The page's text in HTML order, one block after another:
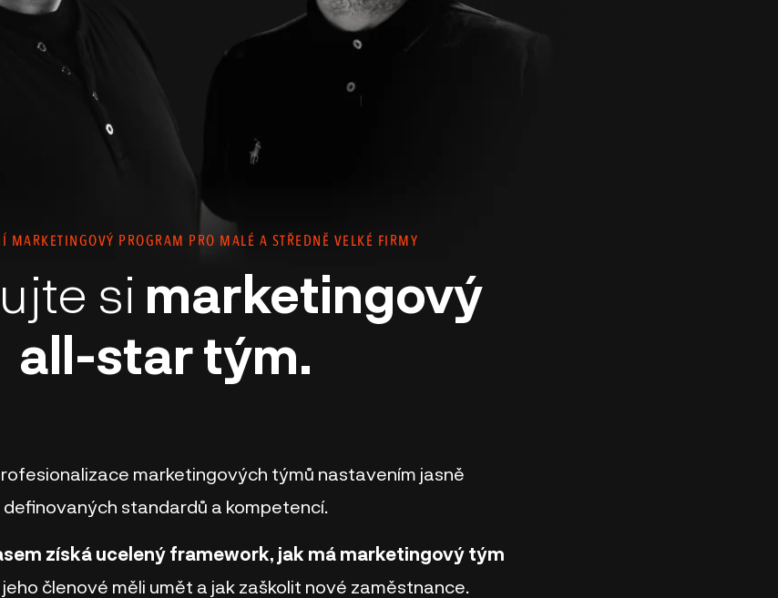
MARKETINGOVÝ PROGRAM PRO MALÉ A STŘEDNĚ VELKÉ FIRMY
si marketingový
all-star tým.
marketingových týmů nastavením jasně
definovaných standardů a kompetencí.
získá ucelený framework, jak má marketingový tým
jeho členové měli umět a jak zaškolit nové zaměstnance.